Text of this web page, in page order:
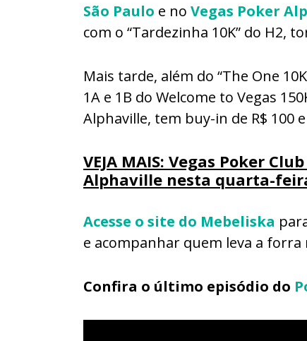
São Paulo e no Vegas Poker
com o “Tardezinha 10K” do H2,
Mais tarde, além do “The One
1A e 1B do Welcome to Vegas
Alphaville, tem buy-in de R$ 100
VEJA MAIS: Vegas Poker
Alphaville nesta quarta-
Acesse o site do Mebeliska
e acompanhar quem leva a
Confira o último episódio do